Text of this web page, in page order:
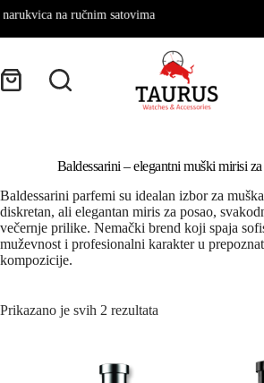
na ručnim satovima
Baldessarini – elegantni muški mirisi za
Baldessarini parfemi su idealan izbor za
diskretan, ali elegantan miris za posao,
večernje prilike. Nemački brend koji spaja
muževnost i profesionalni karakter u
kompozicije.
Prikazano je svih 2 rezultata